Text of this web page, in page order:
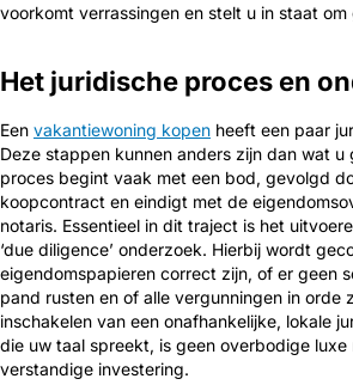
voorkomt verrassingen en stelt u in staat
Het juridische proces en
Een vakantiewoning kopen heeft een paar
Deze stappen kunnen anders zijn dan wat u
proces begint vaak met een bod, gevolgd
koopcontract en eindigt met de
notaris. Essentieel in dit traject is het
‘due diligence’ onderzoek. Hierbij wordt
eigendomspapieren correct zijn, of er geen
pand rusten en of alle vergunningen in orde
inschakelen van een onafhankelijke, lokale
die uw taal spreekt, is geen overbodige luxe
verstandige investering.